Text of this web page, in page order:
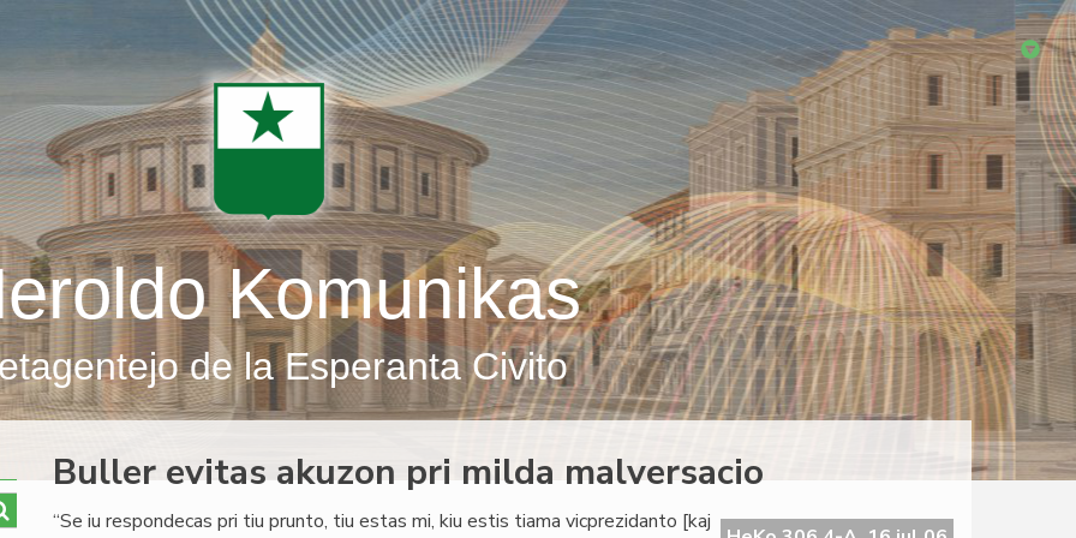
Komunikas
de la Esperanta Civito
Buller evitas akuzon pri milda malversacio
“Se iu respondecas pri tiu prunto, tiu estas mi, kiu estis tiama vicprezidanto [kaj